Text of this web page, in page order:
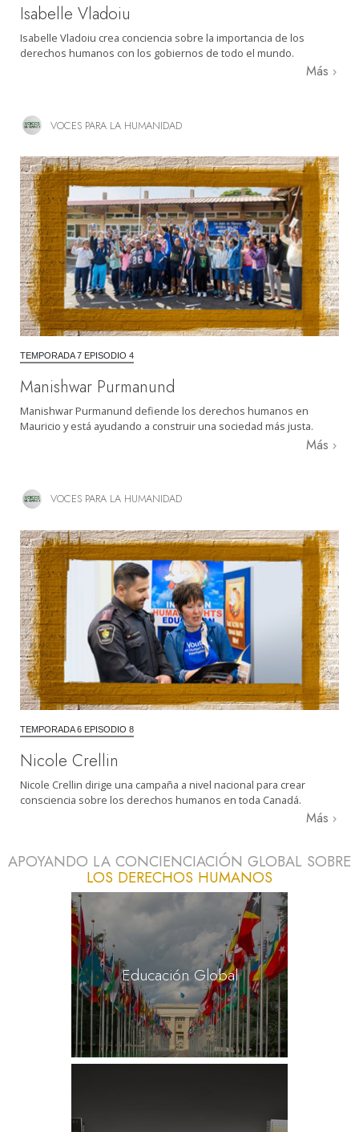
Isabelle Vladoiu
Isabelle Vladoiu crea conciencia sobre la importancia de los
derechos humanos con los gobiernos de todo el mundo.
Más
VOCES PARA LA HUMANIDAD
TEMPORADA 7 EPISODIO 4
Manishwar Purmanund
Manishwar Purmanund defiende los derechos humanos en
Mauricio y está ayudando a construir una sociedad más justa.
Más
VOCES PARA LA HUMANIDAD
TEMPORADA 6 EPISODIO 8
Nicole Crellin
Nicole Crellin dirige una campaña a nivel nacional para crear
consciencia sobre los derechos humanos en toda Canadá.
Más
APOYANDO LA CONCIENCIACIÓN GLOBAL SOBRE
LOS DERECHOS HUMANOS
Educación Global